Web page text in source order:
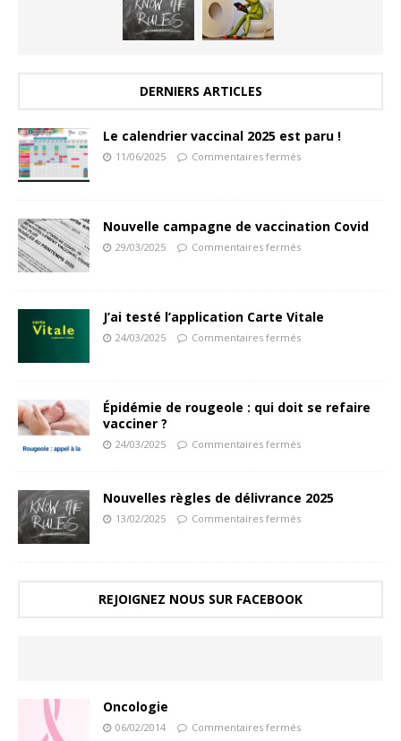
DERNIERS ARTICLES
Le calendrier vaccinal 2025 est paru !
11/06/2025 Commentaires fermés
Nouvelle campagne de vaccination Covid
29/03/2025 Commentaires fermés
J’ai testé l’application Carte Vitale
24/03/2025 Commentaires fermés
Épidémie de rougeole : qui doit se refaire
vacciner ?
24/03/2025 Commentaires fermés
Nouvelles règles de délivrance 2025
13/02/2025 Commentaires fermés
REJOIGNEZ NOUS SUR FACEBOOK
Oncologie
06/02/2014 Commentaires fermés